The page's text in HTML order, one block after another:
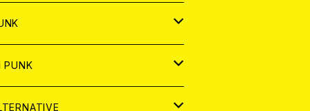
PUNK